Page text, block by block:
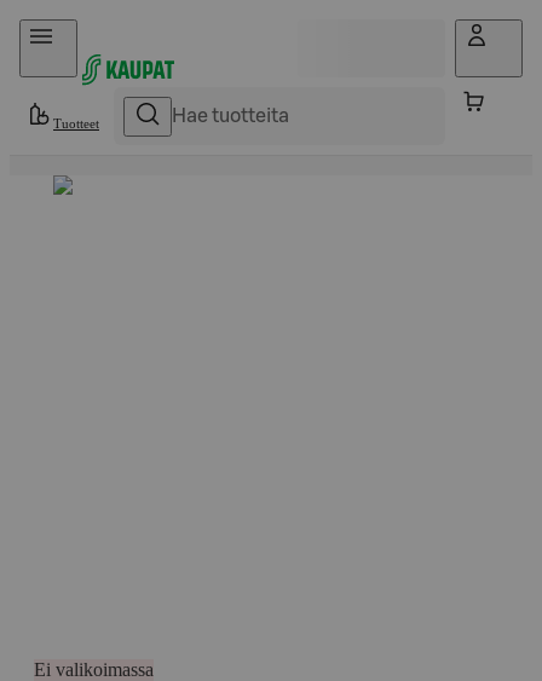
Hyppää sisältöön
Tuotteet
Ei valikoimassa